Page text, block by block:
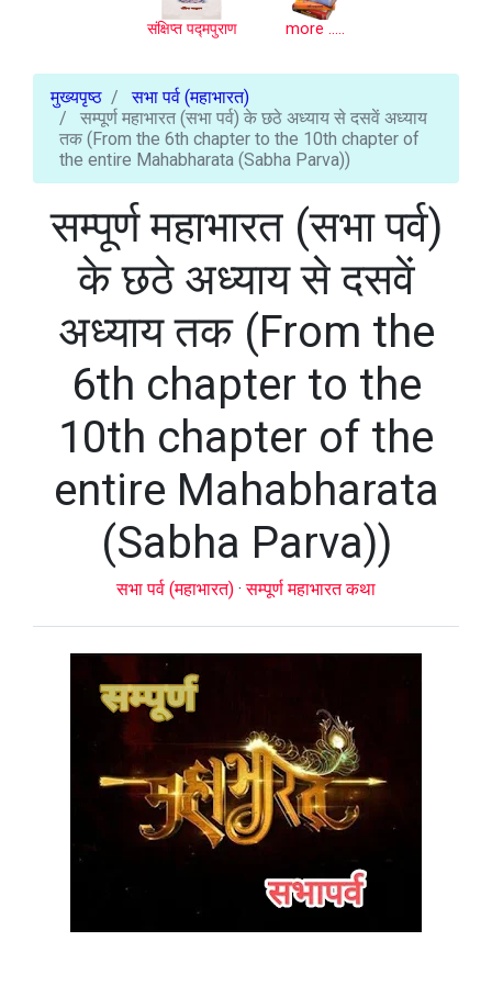
संक्षिप्त पद्मपुराण more .....
मुख्यपृष्ठ
सभा पर्व (महाभारत)
सम्पूर्ण महाभारत (सभा पर्व) के छठे अध्याय से दसवें अध्याय
तक (From the 6th chapter to the 10th chapter of
the entire Mahabharata (Sabha Parva))
सम्पूर्ण महाभारत (सभा पर्व)
के छठे अध्याय से दसवें
अध्याय तक (From the
6th chapter to the
10th chapter of the
entire Mahabharata
(Sabha Parva))
सभा पर्व (महाभारत) ·सम्पूर्ण महाभारत कथा